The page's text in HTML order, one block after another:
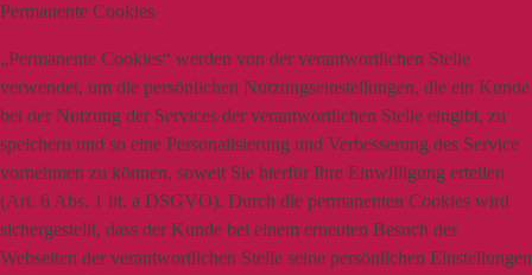
Permanente Cookies
„Permanente Cookies“ werden von der verantwortlichen Stelle
verwendet, um die persönlichen Nutzungseinstellungen, die ein Kunde
bei der Nutzung der Services der verantwortlichen Stelle eingibt, zu
speichern und so eine Personalisierung und Verbesserung des Service
vornehmen zu können, soweit Sie hierfür Ihre Einwilligung erteilen
(Art. 6 Abs. 1 lit. a DSGVO). Durch die permanenten Cookies wird
sichergestellt, dass der Kunde bei einem erneuten Besuch der
Webseiten der verantwortlichen Stelle seine persönlichen Einstellungen